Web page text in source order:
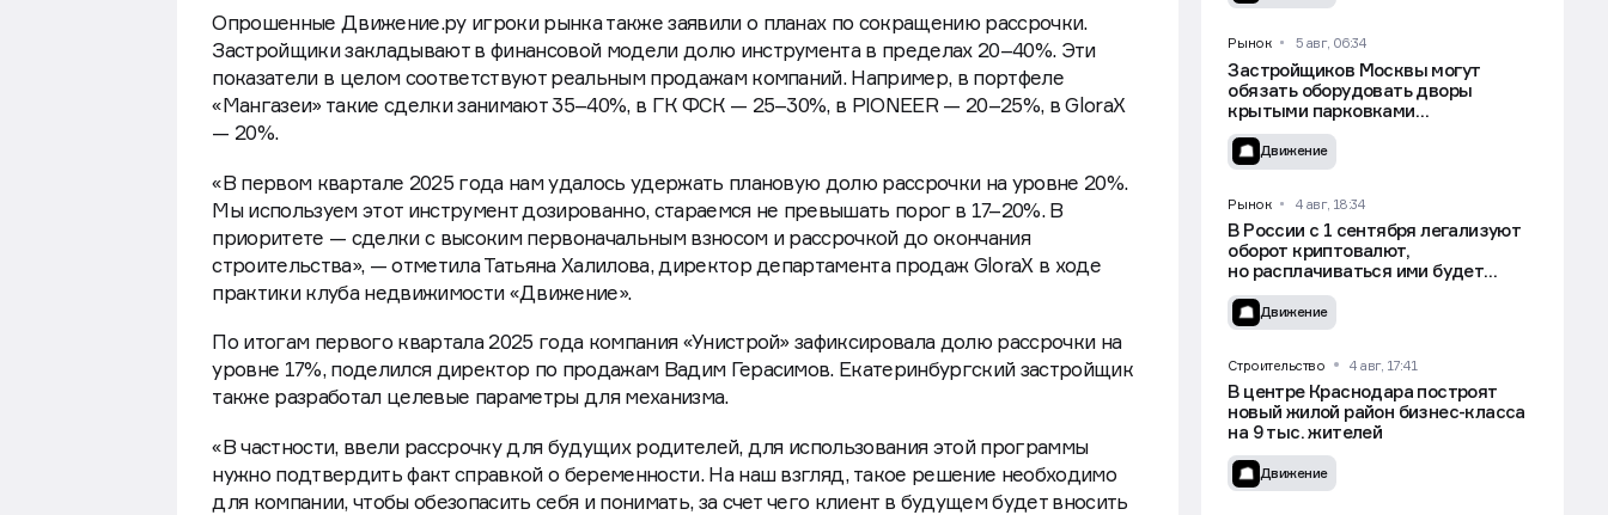
Опрошенные Движение.ру игроки рынка также заявили о планах по сокращению рассрочки.
Застройщики закладывают в финансовой модели долю инструмента в пределах 20–40%. Эти
показатели в целом соответствуют реальным продажам компаний. Например, в портфеле
«Мангазеи» такие сделки занимают 35–40%, в ГК ФСК — 25–30%, в PIONEER — 20–25%, в GloraX
— 20%.
«В первом квартале 2025 года нам удалось удержать плановую долю рассрочки на уровне 20%.
Мы используем этот инструмент дозированно, стараемся не превышать порог в 17–20%. В
приоритете — сделки с высоким первоначальным взносом и рассрочкой до окончания
строительства», — отметила Татьяна Халилова, директор департамента продаж GloraX в ходе
практики клуба недвижимости «Движение».
По итогам первого квартала 2025 года компания «Унистрой» зафиксировала долю рассрочки на
уровне 17%, поделился директор по продажам Вадим Герасимов. Екатеринбургский застройщик
также разработал целевые параметры для механизма.
«В частности, ввели рассрочку для будущих родителей, для использования этой программы
нужно подтвердить факт справкой о беременности. На наш взгляд, такое решение необходимо
для компании, чтобы обезопасить себя и понимать, за счет чего клиент в будущем будет вносить
Рынок 5 авг, 06:34
Застройщиков Москвы могут
обязать оборудовать дворы
крытыми парковками
для самокатов — СМИ
Движение
Рынок 4 авг, 18:34
В России с 1 сентября легализуют
оборот криптовалют,
но расплачиваться ими будет
нельзя
Движение
Строительство 4 авг, 17:41
В центре Краснодара построят
новый жилой район бизнес-класса
на 9 тыс. жителей
Движение